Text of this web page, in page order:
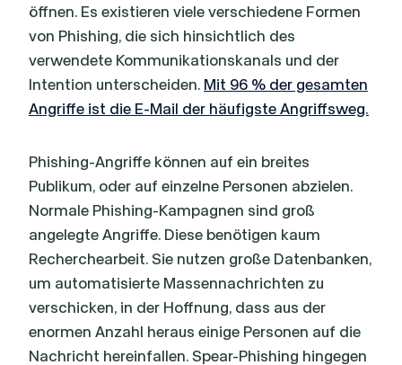
öffnen. Es existieren viele verschiedene Formen
von Phishing, die sich hinsichtlich des
verwendete Kommunikationskanals und der
Intention unterscheiden. Mit 96 % der gesamten
Angriffe ist die E-Mail der häufigste Angriffsweg.
Phishing-Angriffe können auf ein breites
Publikum, oder auf einzelne Personen abzielen.
Normale Phishing-Kampagnen sind groß
angelegte Angriffe. Diese benötigen kaum
Recherchearbeit. Sie nutzen große Datenbanken,
um automatisierte Massennachrichten zu
verschicken, in der Hoffnung, dass aus der
enormen Anzahl heraus einige Personen auf die
Nachricht hereinfallen. Spear-Phishing hingegen